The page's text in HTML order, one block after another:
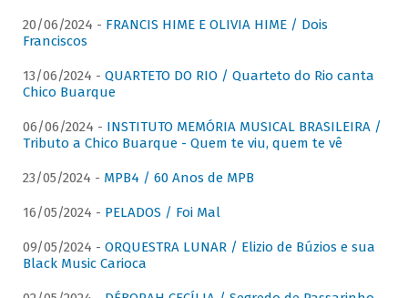
20/06/2024 - FRANCIS HIME E OLIVIA HIME / Dois
Franciscos
13/06/2024 - QUARTETO DO RIO / Quarteto do Rio canta
Chico Buarque
06/06/2024 - INSTITUTO MEMÓRIA MUSICAL BRASILEIRA /
Tributo a Chico Buarque - Quem te viu, quem te vê
23/05/2024 - MPB4 / 60 Anos de MPB
16/05/2024 - PELADOS / Foi Mal
09/05/2024 - ORQUESTRA LUNAR / Elizio de Búzios e sua
Black Music Carioca